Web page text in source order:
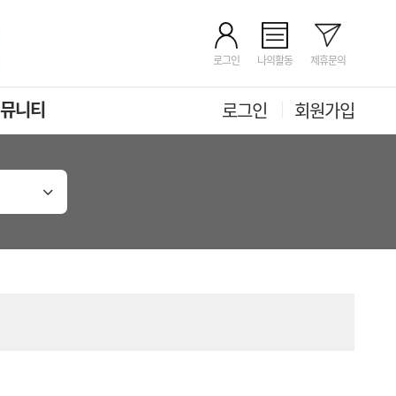
로그인 나의활동 제휴문의
니티 로그인 회원가입